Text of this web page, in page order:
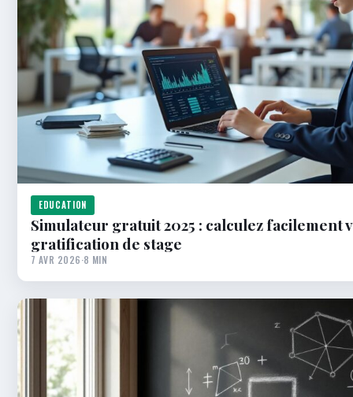
EDUCATION
Simulateur gratuit 2025 : calculez facilement
gratification de stage
7 AVR 2026·8 MIN